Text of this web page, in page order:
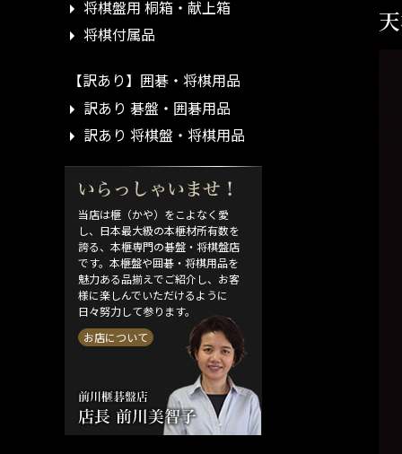
将棋盤用 桐箱・献上箱
将棋付属品
【訳あり】囲碁・将棋用品
訳あり 碁盤・囲碁用品
訳あり 将棋盤・将棋用品
当店は榧（かや）をこよなく愛
し、日本最大級の本榧材所有数を
誇る、本榧専門の碁盤・将棋盤店
です。本榧盤や囲碁・将棋用品を
魅力ある品揃えでご紹介し、お客
様に楽しんでいただけるように
日々努力して参ります。
お店について